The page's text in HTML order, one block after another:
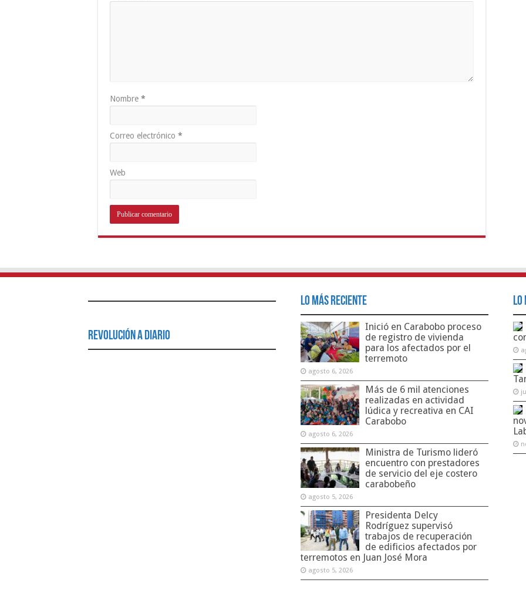
Nombre *
Correo electrónico *
Web
Revolución a Diario
Lo Más Reciente
Inició en Carabobo proceso
de registro de vivienda
para los afectados por el
terremoto
agosto 6, 2026
Más de 6 mil atenciones
realizadas en actividad
lúdica y recreativa en CAI
Carabobo
agosto 6, 2026
Ministra de Turismo lideró
encuentro con prestadores
de servicio del eje costero
carabobeño
agosto 5, 2026
Presidenta Delcy
Rodríguez supervisó
trabajos de recuperación
de edificios afectados por
terremotos en Juan José Mora
agosto 5, 2026
Lo